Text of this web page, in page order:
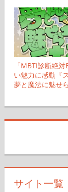
「MBTI診断絶
い魅力に感動『
夢と魔法に魅せ
サイト一覧